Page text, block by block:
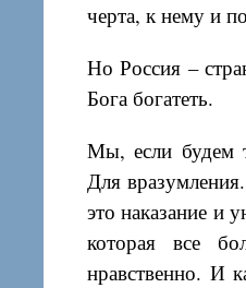
черта, к нему и
Но Россия –
Бога богатеть.
Мы, если будем
Для
это наказание и
которая все
нравственно. И